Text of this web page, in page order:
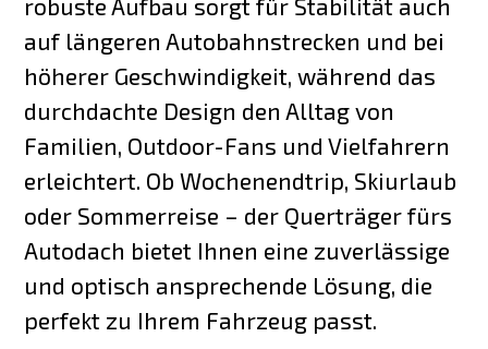
robuste Aufbau sorgt für Stabilität auch
auf längeren Autobahnstrecken und bei
höherer Geschwindigkeit, während das
durchdachte Design den Alltag von
Familien, Outdoor-Fans und Vielfahrern
erleichtert. Ob Wochenendtrip, Skiurlaub
oder Sommerreise – der Querträger fürs
Autodach bietet Ihnen eine zuverlässige
und optisch ansprechende Lösung, die
perfekt zu Ihrem Fahrzeug passt.